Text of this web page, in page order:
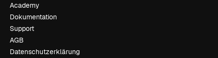
Academy
Dokumentation
Support
AGB
Datenschutzerklärung